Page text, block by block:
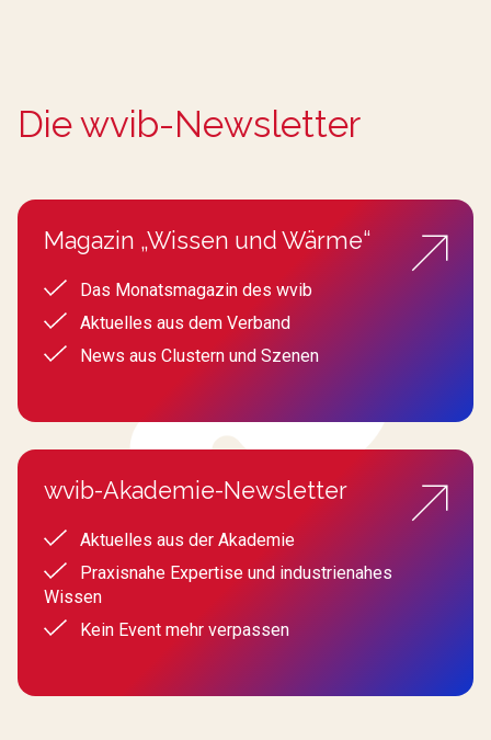
Die wvib-Newsletter
Magazin „Wissen und Wärme“
Das Monatsmagazin des wvib
Aktuelles aus dem Verband
News aus Clustern und Szenen
wvib-Akademie-Newsletter
Aktuelles aus der Akademie
Praxisnahe Expertise und industrienahes
Wissen
Kein Event mehr verpassen